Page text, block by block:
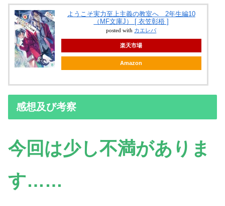
ようこそ実力至上主義の教室へ 2年生編10
（MF文庫J） [ 衣笠彰梧 ]
posted with カエレバ
楽天市場
Amazon
感想及び考察
今回は少し不満がありま
す……